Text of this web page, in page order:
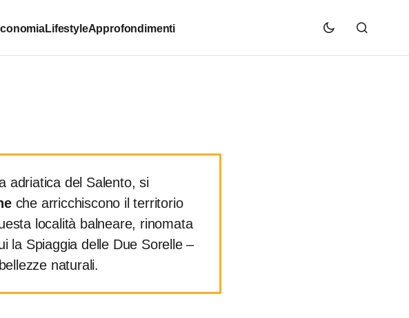
LifestyleApprofondimenti
adriatica del Salento, si
che arricchiscono il territorio
località balneare, rinomata
la Spiaggia delle Due Sorelle –
naturali.